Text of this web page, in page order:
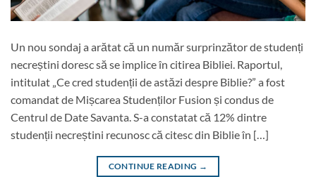
Un nou sondaj a arătat că un număr surprinzător de studenți
necreștini doresc să se implice în citirea Bibliei. Raportul,
intitulat „Ce cred studenții de astăzi despre Biblie?” a fost
comandat de Mișcarea Studenților Fusion și condus de
Centrul de Date Savanta. S-a constatat că 12% dintre
studenții necreștini recunosc că citesc din Biblie în […]
CONTINUE READING →